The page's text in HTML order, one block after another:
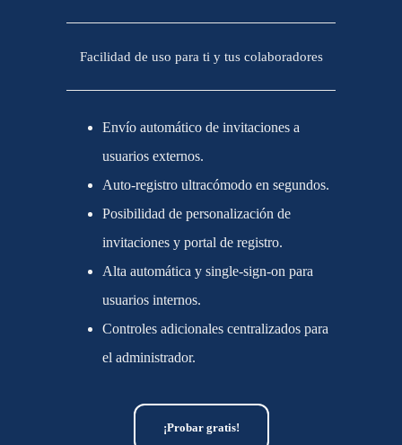
Facilidad de uso para ti y tus colaboradores
Envío automático de invitaciones a
usuarios externos.
Auto-registro ultracómodo en segundos.
Posibilidad de personalización de
invitaciones y portal de registro.
Alta automática y single-sign-on para
usuarios internos.
Controles adicionales centralizados para
el administrador.
¡Probar gratis!